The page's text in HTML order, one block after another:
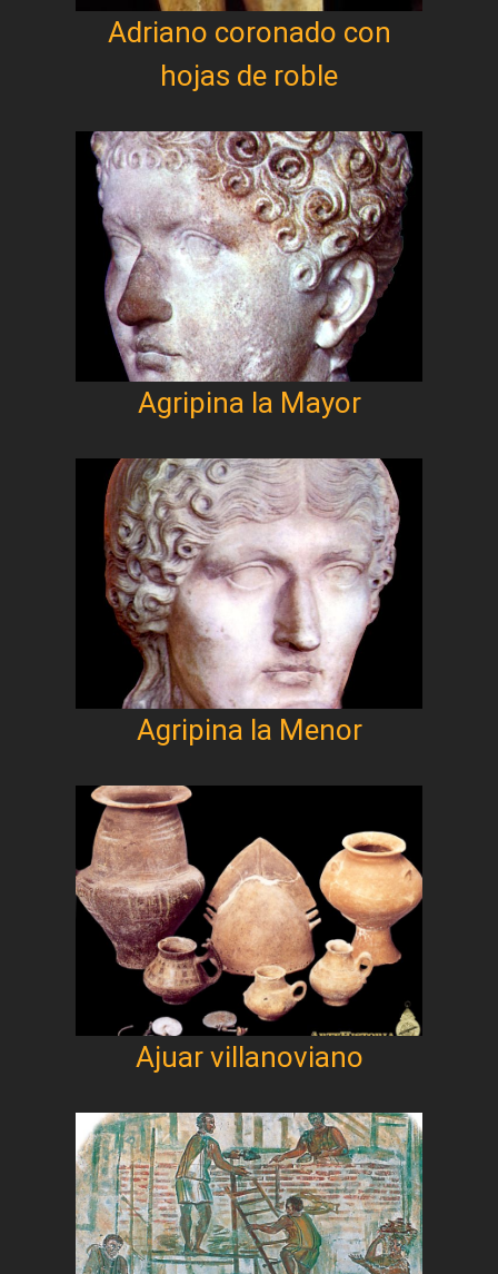
Adriano coronado con
hojas de roble
Agripina la Mayor
Agripina la Menor
Ajuar villanoviano